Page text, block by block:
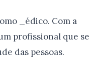
_édico. Com a
profissional que se
das pessoas.